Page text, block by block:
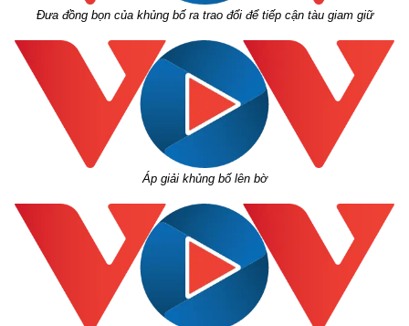
Đưa đồng bọn của khủng bố ra trao đổi để tiếp cận tàu giam giữ
Áp giải khủng bố lên bờ